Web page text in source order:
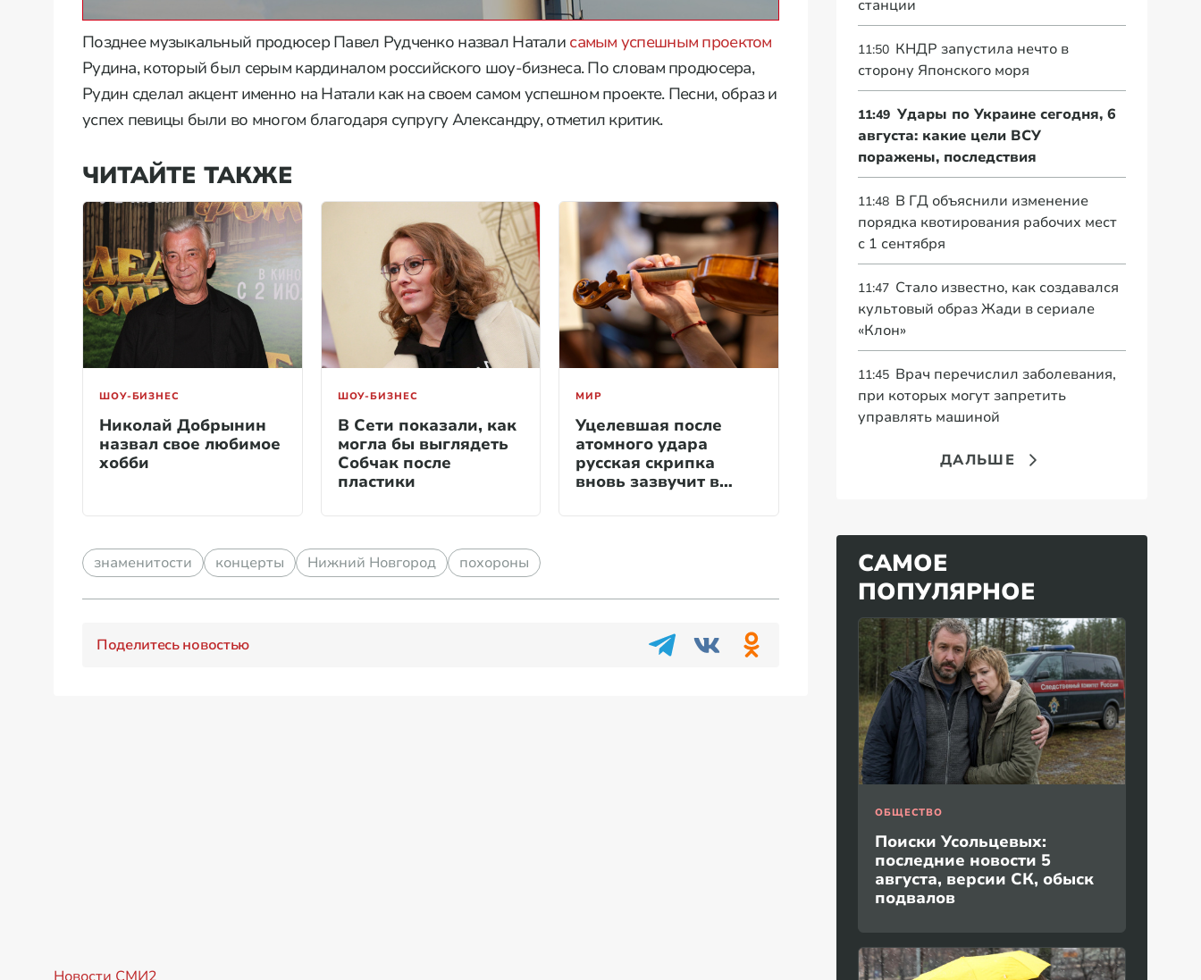
Позднее музыкальный продюсер Павел Рудченко назвал Натали самым успешным проектом
Рудина, который был серым кардиналом российского шоу-бизнеса. По словам продюсера,
Рудин сделал акцент именно на Натали как на своем самом успешном проекте. Песни, образ и
успех певицы были во многом благодаря супругу Александру, отметил критик.
ЧИТАЙТЕ ТАКЖЕ
ШОУ-БИЗНЕС
Николай Добрынин
назвал свое любимое
хобби
ШОУ-БИЗНЕС
В Сети показали, как
могла бы выглядеть
Собчак после
пластики
МИР
Уцелевшая после
атомного удара
русская скрипка
вновь зазвучит в
знаменитости концерты Нижний Новгород похороны
Поделитесь новостью
станции
11:50 КНДР запустила нечто в
сторону Японского моря
11:49 Удары по Украине сегодня, 6
августа: какие цели ВСУ
поражены, последствия
11:48 В ГД объяснили изменение
порядка квотирования рабочих мест
с 1 сентября
11:47 Стало известно, как создавался
культовый образ Жади в сериале
«Клон»
11:45 Врач перечислил заболевания,
при которых могут запретить
управлять машиной
ДАЛЬШЕ
САМОЕ
ПОПУЛЯРНОЕ
ОБЩЕСТВО
Поиски Усольцевых:
последние новости 5
августа, версии СК, обыск
подвалов